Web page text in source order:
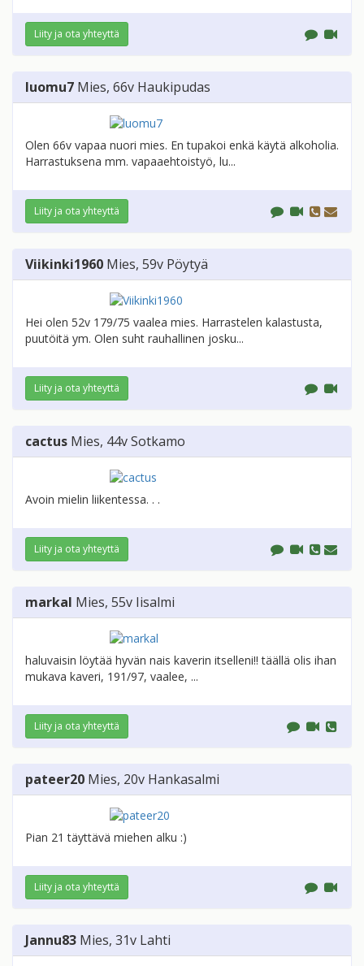
Liity ja ota yhteyttä
luomu7 Mies, 66v Haukipudas
Olen 66v vapaa nuori mies. En tupakoi enkä käytä alkoholia.
Harrastuksena mm. vapaaehtoistyö, lu...
Liity ja ota yhteyttä
Viikinki1960 Mies, 59v Pöytyä
Hei olen 52v 179/75 vaalea mies. Harrastelen kalastusta,
puutöitä ym. Olen suht rauhallinen josku...
Liity ja ota yhteyttä
cactus Mies, 44vSotkamo
Avoin mielin liikentessa. . .
Liity ja ota yhteyttä
markal Mies, 55v Iisalmi
haluvaisin löytää hyvän nais kaverin itselleni!! täällä olis ihan
mukava kaveri, 191/97, vaalee, ...
Liity ja ota yhteyttä
pateer20 Mies, 20v Hankasalmi
Pian 21 täyttävä miehen alku :)
Liity ja ota yhteyttä
Jannu83 Mies, 31v Lahti